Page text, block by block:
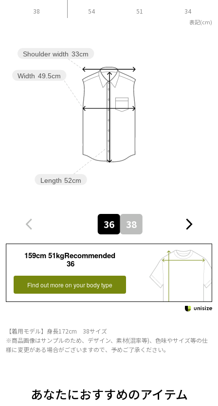
38
54 51 34
表記(cm)
Length 52cm
Width 49.5cm
Shoulder width 33cm
36 38
159cm 51kgRecommended
36
Find out more on your body type
【着用モデル】身長172cm 38サイズ
※商品画像はサンプルのため、デザイン、素材(混率等)、色味やサイズ等の仕
様に変更がある場合がございますので、予めご了承ください。
あなたにおすすめのアイテム